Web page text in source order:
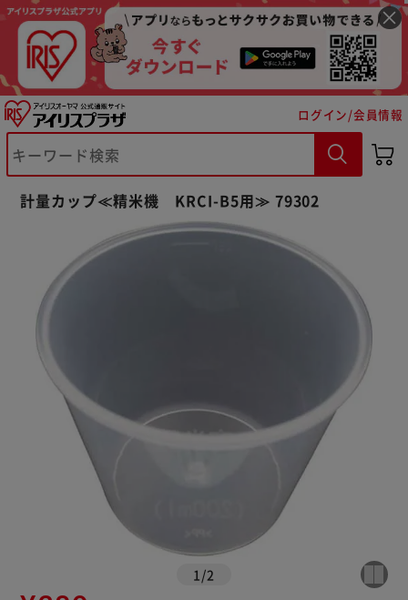
ログイン/会員情報
計量カップ≪精米機 KRCI-B5用≫ 79302
1 /2
※ご確認ください
カートに入れる 購入手続きへ